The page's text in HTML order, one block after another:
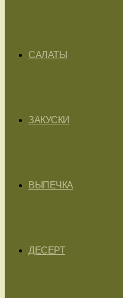
САЛАТЫ
ЗАКУСКИ
ВЫПЕЧКА
ДЕСЕРТ